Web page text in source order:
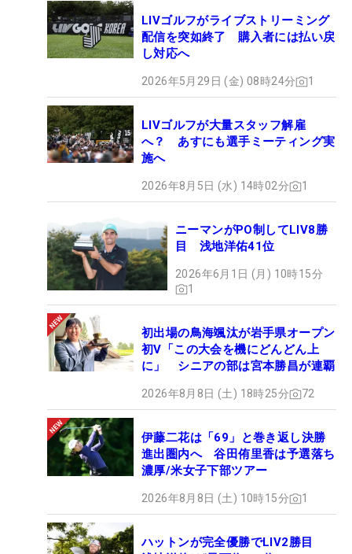
LIVゴルフがライブストリーミング
配信を突如終了 購入者には払い戻
し対応へ
2026年5月29日 (金) 08時24分 1
LIVゴルフが大量スタッフ解雇
へ？ あすにも選手ミーティング実
施へ
2026年8月5日 (水) 14時02分 1
ニーマンがPO制してLIV8勝
目 浅地洋佑41位
2026年6月1日 (月) 10時15分
1
初出場の鳥海颯汰が岩手県オープン
初V「この大会を機にどんどん上
に」 シニアの部は宮本勝昌が連覇
2026年8月8日 (土) 18時25分 72
伊藤二花は「69」と巻き返し決勝
進出圏内へ 谷田侑里香は予選落ち
濃厚/米女子下部ツアー
2026年8月8日 (土) 10時15分 1
ハットンが完全優勝でLIV2勝目